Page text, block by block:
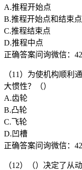
A.推程开始点
B.推程开始点和结束点
C.推程结束点
D.推程中点
正确答案问询微信：
（11）为使机构顺利
大惯性？（）
A.齿轮
B.凸轮
C.飞轮
D.凹槽
正确答案问询微信：
（12）（）决定了从